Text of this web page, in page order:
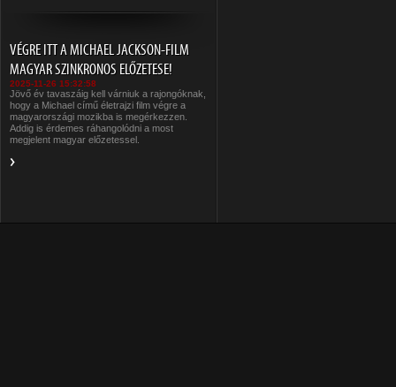
VÉGRE ITT A MICHAEL JACKSON-FILM
MAGYAR SZINKRONOS ELŐZETESE!
2025-11-26 15:32:58
Jövő év tavaszáig kell várniuk a rajongóknak,
hogy a Michael című életrajzi film végre a
magyarországi mozikba is megérkezzen.
Addig is érdemes ráhangolódni a most
megjelent magyar előzetessel.